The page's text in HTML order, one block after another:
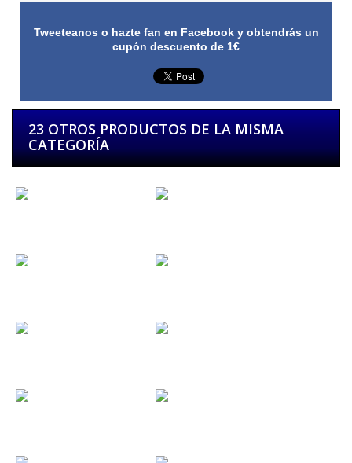
Tweeteanos o hazte fan en Facebook y obtendrás un
cupón descuento de 1€
23 OTROS PRODUCTOS DE LA MISMA
CATEGORÍA